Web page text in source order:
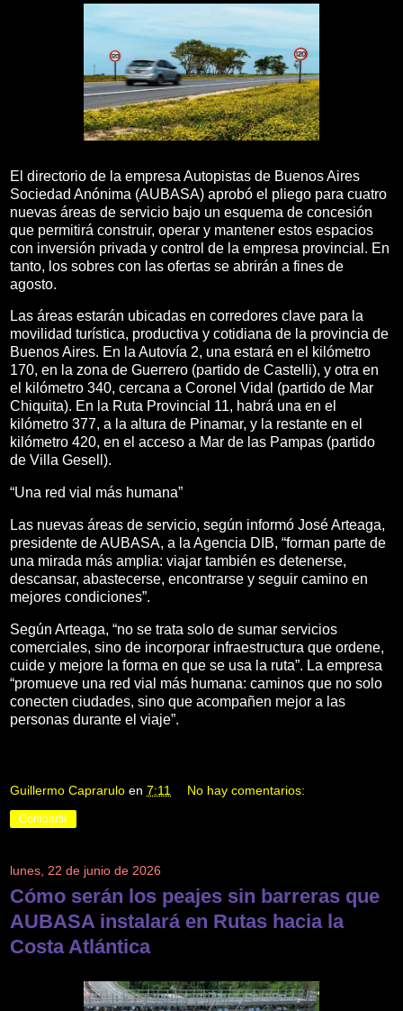
El directorio de la empresa Autopistas de Buenos Aires
Sociedad Anónima (AUBASA) aprobó el pliego para cuatro
nuevas áreas de servicio bajo un esquema de concesión
que permitirá construir, operar y mantener estos espacios
con inversión privada y control de la empresa provincial. En
tanto, los sobres con las ofertas se abrirán a fines de
agosto.
Las áreas estarán ubicadas en corredores clave para la
movilidad turística, productiva y cotidiana de la provincia de
Buenos Aires. En la Autovía 2, una estará en el kilómetro
170, en la zona de Guerrero (partido de Castelli), y otra en
el kilómetro 340, cercana a Coronel Vidal (partido de Mar
Chiquita). En la Ruta Provincial 11, habrá una en el
kilómetro 377, a la altura de Pinamar, y la restante en el
kilómetro 420, en el acceso a Mar de las Pampas (partido
de Villa Gesell).
“Una red vial más humana”
Las nuevas áreas de servicio, según informó José Arteaga,
presidente de AUBASA, a la Agencia DIB, “forman parte de
una mirada más amplia: viajar también es detenerse,
descansar, abastecerse, encontrarse y seguir camino en
mejores condiciones”.
Según Arteaga, “no se trata solo de sumar servicios
comerciales, sino de incorporar infraestructura que ordene,
cuide y mejore la forma en que se usa la ruta”. La empresa
“promueve una red vial más humana: caminos que no solo
conecten ciudades, sino que acompañen mejor a las
personas durante el viaje”.
Guillermo Caprarulo en 7:11 No hay comentarios:
Compartir
lunes, 22 de junio de 2026
Cómo serán los peajes sin barreras que
AUBASA instalará en Rutas hacia la
Costa Atlántica